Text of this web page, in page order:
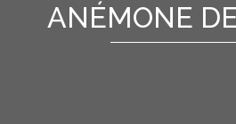
ANÉMONE